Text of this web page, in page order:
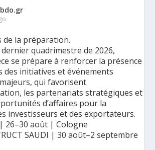
de la préparation.
dernier quadrimestre de 2026,
se prépare à renforcer la présence
des initiatives et événements
qui favorisent
les partenariats stratégiques et
d’affaires pour la
investisseurs et des exportateurs.
| 26–30 août | Cologne
SAUDI | 30 août–2 septembre